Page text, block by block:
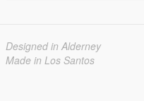
Designed in Alderney
Made in Los Santos